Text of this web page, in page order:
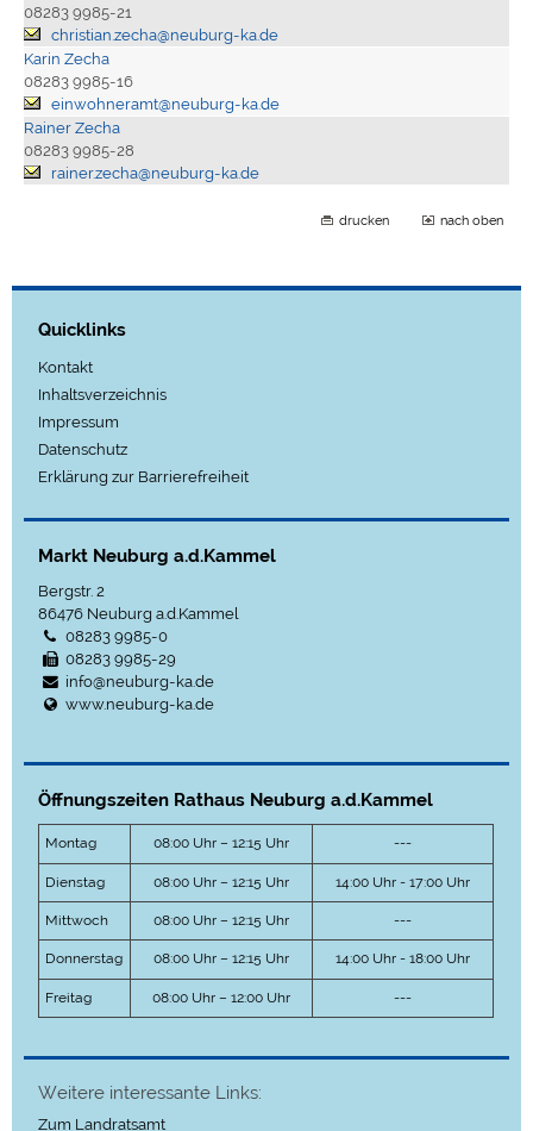
08283 9985-21
christian.zecha@neuburg-ka.de
Karin Zecha
08283 9985-16
einwohneramt@neuburg-ka.de
Rainer Zecha
08283 9985-28
rainer.zecha@neuburg-ka.de
drucken nach oben
Quicklinks
Kontakt
Inhaltsverzeichnis
Impressum
Datenschutz
Erklärung zur Barrierefreiheit
Markt Neuburg a.d.Kammel
Bergstr. 2
86476 Neuburg a.d.Kammel
08283 9985-0
08283 9985-29
info@neuburg-ka.de
www.neuburg-ka.de
Öffnungszeiten Rathaus Neuburg a.d.Kammel
Montag 08:00 Uhr – 12:15 Uhr ---
Dienstag 08:00 Uhr – 12:15 Uhr 14:00 Uhr - 17:00 Uhr
Mittwoch 08:00 Uhr – 12:15 Uhr ---
Donnerstag 08:00 Uhr – 12:15 Uhr 14:00 Uhr - 18:00 Uhr
Freitag 08:00 Uhr – 12:00 Uhr ---
Weitere interessante Links:
Zum Landratsamt